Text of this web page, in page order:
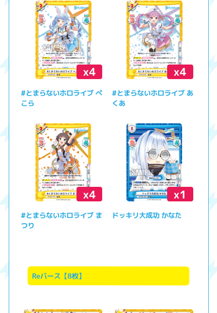
x4
#とまらないホロライブ ぺ
こら
x4
#とまらないホロライブ あ
くあ
x4
#とまらないホロライブ ま
つり
x1
ドッキリ大成功 かなた
Reバース【8枚】